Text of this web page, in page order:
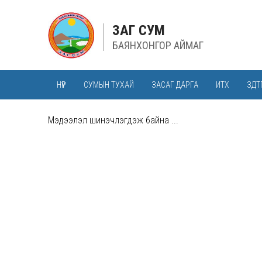
ЗАГ СУМ
БАЯНХОНГОР АЙМАГ
НҮҮР СУМЫН ТУХАЙ ЗАСАГ ДАРГА ИТХ
Мэдээлэл шинэчлэгдэж байна ...